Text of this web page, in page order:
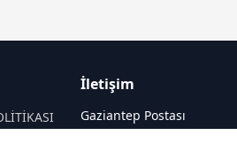
İletişim
Gaziantep Postası